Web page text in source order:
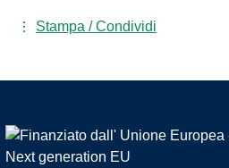
Stampa / Condividi